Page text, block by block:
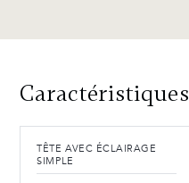
Caractéristiques
TÊTE AVEC ÉCLAIRAGE
SIMPLE